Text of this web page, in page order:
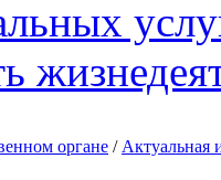
органе / Актуальная